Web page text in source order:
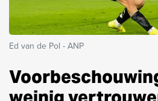
Ed van de Pol - ANP